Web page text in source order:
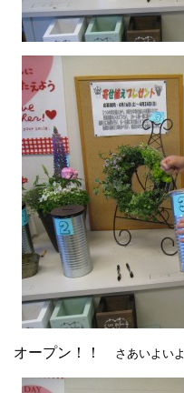
オープン！！ さあいよいよ